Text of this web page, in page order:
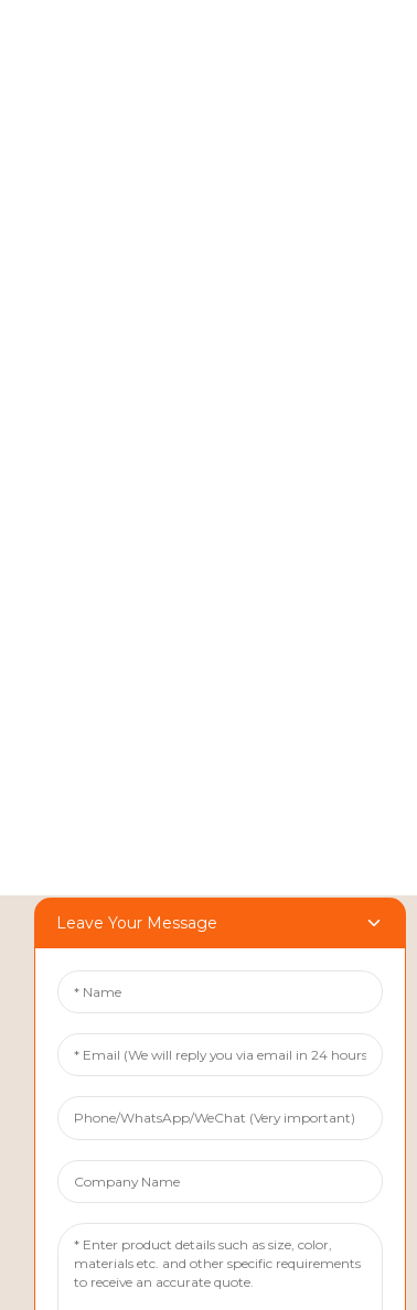
Tel: +86 158 1869 2114
E-poçt: info@ansixtech.com
Skype: Stephenhuang2010
Whatsapp: +86 13530645990
Ünvan: F binası, Guanlan
Weiyecheng Sənaye Zonası,
Longhua rayonu, Shenzhen, Çin
Leave Your Message